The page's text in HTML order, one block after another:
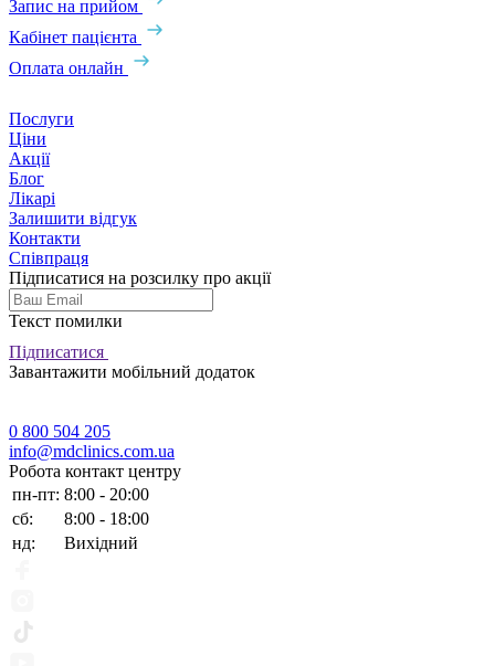
Запис на прийом
Кабінет пацієнта
Оплата онлайн
Послуги
Ціни
Акції
Блог
Лікарі
Залишити відгук
Контакти
Співпраця
Підписатися на розсилку про акції
Текст помилки
Підписатися
Завантажити мобільний додаток
0 800 504 205
info@mdclinics.com.ua
Робота контакт центру
пн-пт: 8:00 - 20:00
сб:
8:00 - 18:00
нд:
Вихідний